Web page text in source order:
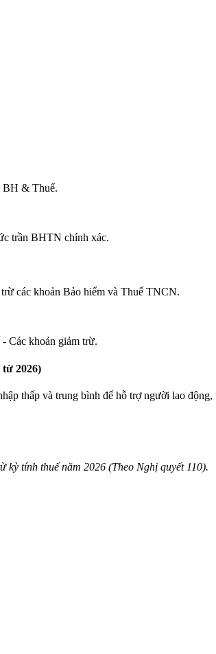
BH & Thuế.
trần BHTN chính xác.
các khoản Bảo hiểm và Thuế TNCN.
Các khoản giảm trừ.
2026)
thấp và trung bình để hỗ trợ người lao động,
tính thuế năm 2026 (Theo Nghị quyết 110).